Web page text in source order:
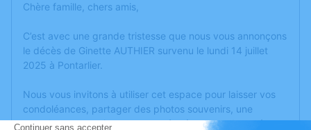
Chère famille, chers amis,
C’est avec une grande tristesse que nous vous annonçons
le décès de Ginette AUTHIER survenu le lundi 14 juillet
2025 à Pontarlier.
Nous vous invitons à utiliser cet espace pour laisser vos
condoléances, partager des photos souvenirs, une
anecdote ou exprimer vos pensées à travers des poèmes